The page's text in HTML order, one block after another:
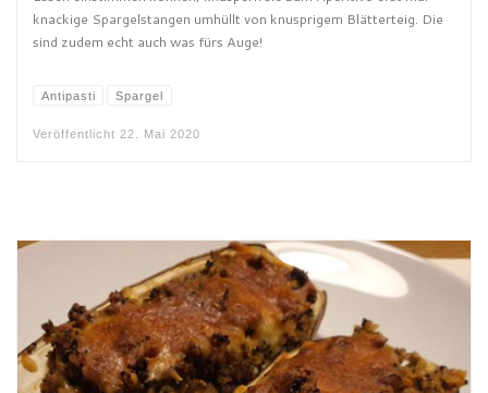
knackige Spargelstangen umhüllt von knusprigem Blätterteig. Die
sind zudem echt auch was fürs Auge!
Antipasti Spargel
Veröffentlicht 22. Mai 2020